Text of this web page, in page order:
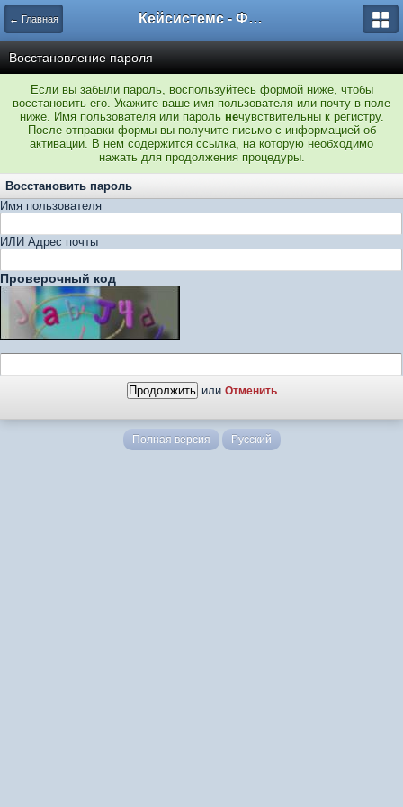
← Главная Кейсистемс - Форумы
Восстановление пароля
Если вы забыли пароль, воспользуйтесь формой ниже, чтобы
восстановить его. Укажите ваше имя пользователя или почту в поле
ниже. Имя пользователя или пароль нечувствительны к регистру.
После отправки формы вы получите письмо с информацией об
активации. В нем содержится ссылка, на которую необходимо
нажать для продолжения процедуры.
Восстановить пароль
Имя пользователя
ИЛИ Адрес почты
Проверочный код
или Отменить
Полная версия Русский